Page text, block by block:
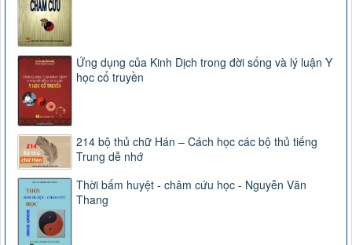
Ứng dụng của Kinh Dịch trong đời sống và lý luận Y
học cổ truyền
214 bộ thủ chữ Hán – Cách học các bộ thủ tiếng
Trung dễ nhớ
Thời bấm huyệt - châm cứu học - Nguyễn Văn
Thang